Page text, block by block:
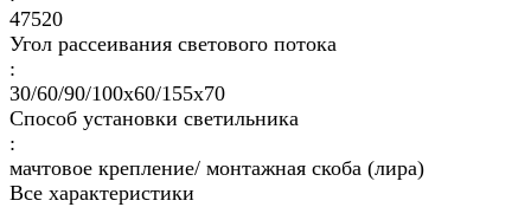
47520
Угол рассеивания светового потока
:
30/60/90/100x60/155x70
Способ установки светильника
:
мачтовое крепление/ монтажная скоба (лира)
Все характеристики